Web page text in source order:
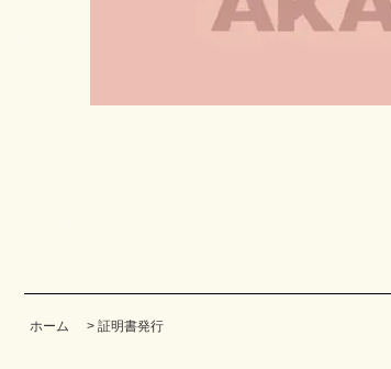
ホーム > 証明書発行